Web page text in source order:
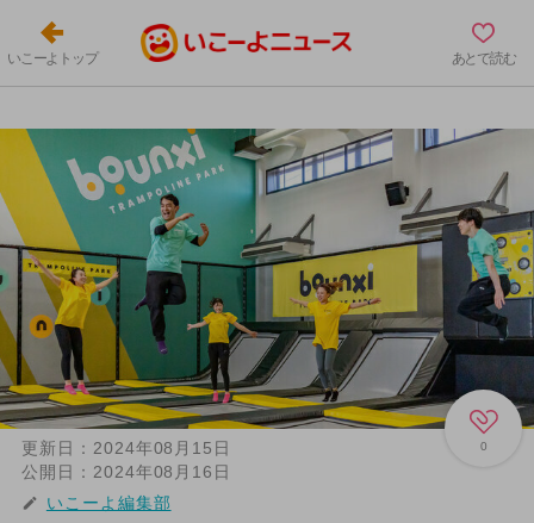
いこーよトップ あとで読む
0
更新日： 2024年08月15日
公開日： 2024年08月16日
いこーよ編集部